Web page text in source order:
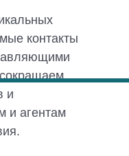
контакты
и
и агентам